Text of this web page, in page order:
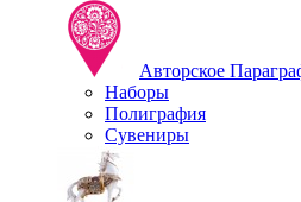
Авторское
Наборы
Полиграфия
Сувениры